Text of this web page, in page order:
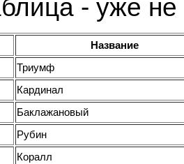
- уже
Название
Триумф
Кардинал
Баклажановый
Рубин
Коралл